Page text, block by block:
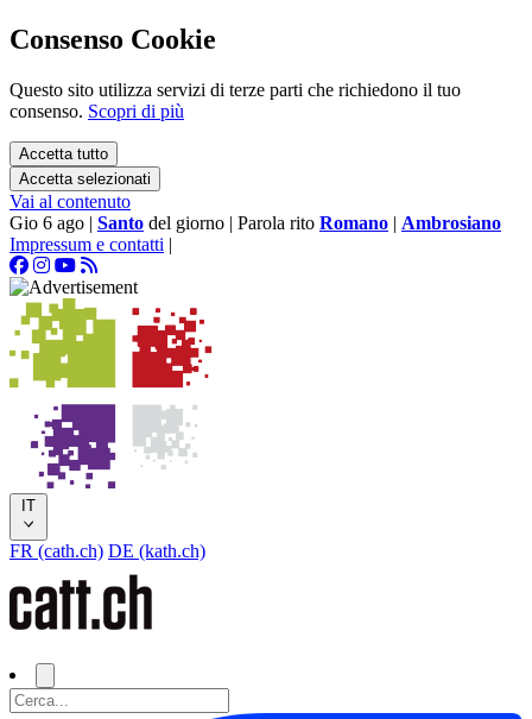
Consenso Cookie
Questo sito utilizza servizi di terze parti che richiedono il tuo
consenso. Scopri di più
Accetta tutto
Accetta selezionati
Vai al contenuto
Gio 6 ago | Santo del giorno | Parola rito Romano | Ambrosiano
Impressum e contatti |
IT
FR (cath.ch) DE (kath.ch)